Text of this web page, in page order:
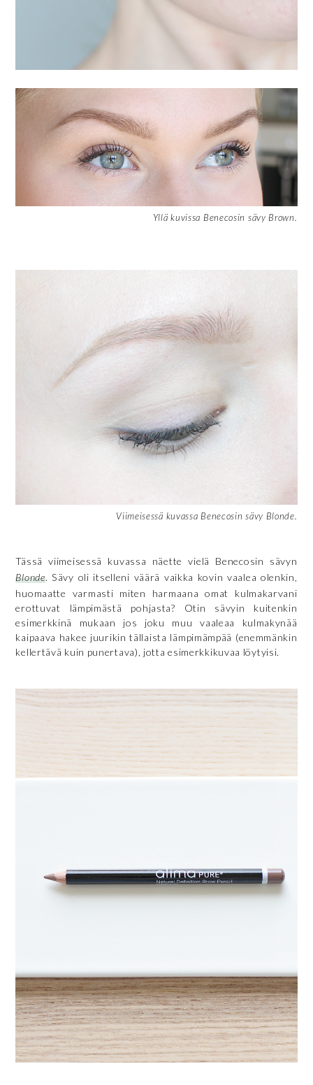
Yllä kuvissa Benecosin sävy Brown.
Viimeisessä kuvassa Benecosin sävy Blonde.
Tässä viimeisessä kuvassa näette vielä Benecosin sävyn
Blonde. Sävy oli itselleni väärä vaikka kovin vaalea olenkin,
huomaatte varmasti miten harmaana omat kulmakarvani
erottuvat lämpimästä pohjasta? Otin sävyin kuitenkin
esimerkkinä mukaan jos joku muu vaaleaa kulmakynää
kaipaava hakee juurikin tällaista lämpimämpää (enemmänkin
kellertävä kuin punertava), jotta esimerkkikuvaa löytyisi.